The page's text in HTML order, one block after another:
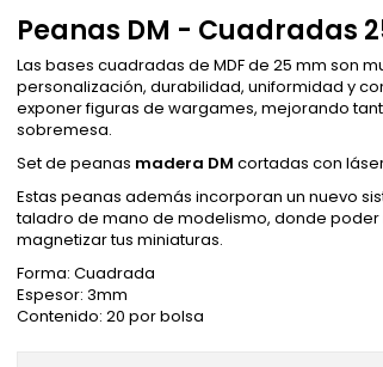
Peanas DM - Cuadradas
Las bases cuadradas de MDF de 25 mm son
personalización, durabilidad, uniformidad y
exponer figuras de wargames, mejorando
sobremesa.
Set de peanas madera DM cortadas con
Estas peanas además incorporan un nuevo
taladro de mano de modelismo, donde poder
magnetizar tus miniaturas.
Forma: Cuadrada
Espesor: 3mm
Contenido: 20 por bolsa